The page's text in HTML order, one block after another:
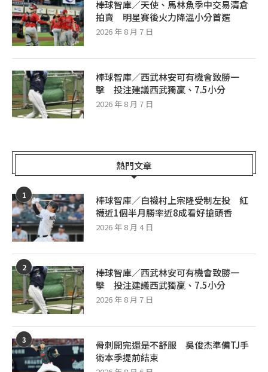
棒球智庫／天使、馬林魚季中交易清倉
拍賣 明星賽後火力降溫小分首選
2026 年 8 月 7 日
棒球智庫／西武林安可有機會致勝一
擊 投注建議西武獨贏、7.5小分
2026 年 8 月 7 日
熱門文章
1
棒球智庫／白襪村上宗隆受制左投 紅
襪近1個半月勝率近8成看好搶頭香
2026 年 8 月 4 日
2
棒球智庫／西武林安可有機會致勝一
擊 投注建議西武獨贏、7.5小分
2026 年 8 月 7 日
3
骨刺開完還是不舒服 吳俊杰準備TJ手
術本季提前結束